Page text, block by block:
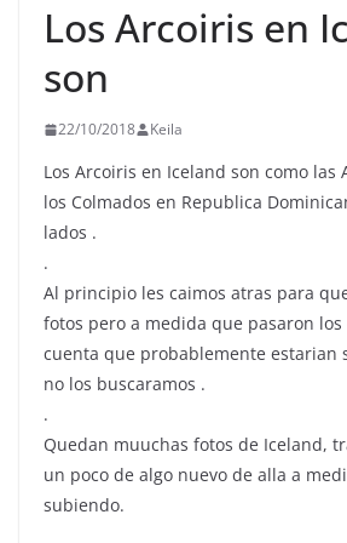
Los Arcoiris en
son
22/10/2018 Keila
Los Arcoiris en Iceland son como las
los Colmados en Republica
lados ️.
.
Al principio les caimos atras para
fotos pero a medida que pasaron
cuenta que probablemente estarian
no los buscaramos ️.
.
Quedan muuchas fotos de Iceland,
un poco de algo nuevo de alla a
subiendo.